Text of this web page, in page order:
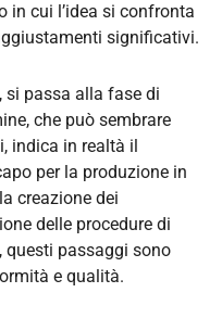
in cui l’idea si confronta
significativi.
si passa alla fase di
che può sembrare
indica in realtà il
per la produzione in
creazione dei
delle procedure di
questi passaggi sono
e qualità.